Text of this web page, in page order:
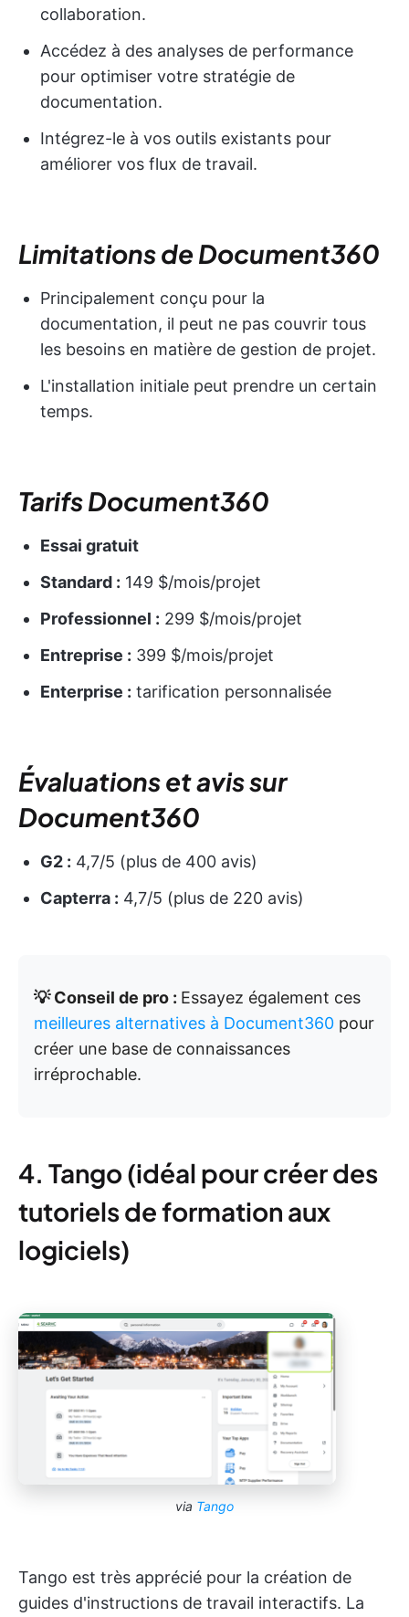
collaboration.
Accédez à des analyses de performance
pour optimiser votre stratégie de
documentation.
Intégrez-le à vos outils existants pour
améliorer vos flux de travail.
Limitations de Document360
Principalement conçu pour la
documentation, il peut ne pas couvrir tous
les besoins en matière de gestion de projet.
L'installation initiale peut prendre un certain
temps.
Tarifs Document360
Essai gratuit
Standard : 149 $/mois/projet
Professionnel : 299 $/mois/projet
Entreprise : 399 $/mois/projet
Enterprise : tarification personnalisée
Évaluations et avis sur
Document360
G2 : 4,7/5 (plus de 400 avis)
Capterra : 4,7/5 (plus de 220 avis)
💡 Conseil de pro : Essayez également ces
meilleures alternatives à Document360 pour
créer une base de connaissances
irréprochable.
4. Tango (idéal pour créer des
tutoriels de formation aux
logiciels)
via Tango
Tango est très apprécié pour la création de
guides d'instructions de travail interactifs. La